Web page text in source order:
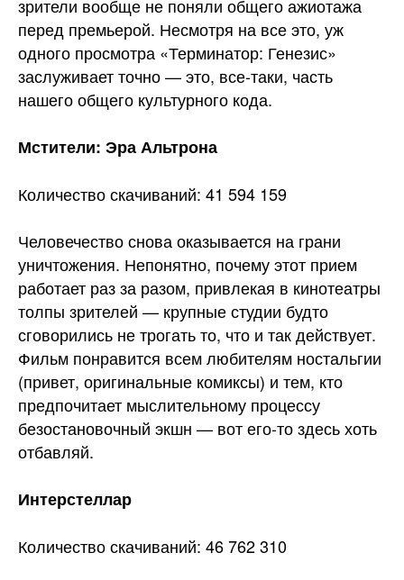
зрители вообще не поняли общего ажиотажа
перед премьерой. Несмотря на все это, уж
одного просмотра «Терминатор: Генезис»
заслуживает точно — это, все-таки, часть
нашего общего культурного кода.
Мстители: Эра Альтрона
Количество скачиваний: 41 594 159
Человечество снова оказывается на грани
уничтожения. Непонятно, почему этот прием
работает раз за разом, привлекая в кинотеатры
толпы зрителей — крупные студии будто
сговорились не трогать то, что и так действует.
Фильм понравится всем любителям ностальгии
(привет, оригинальные комиксы) и тем, кто
предпочитает мыслительному процессу
безостановочный экшн — вот его-то здесь хоть
отбавляй.
Интерстеллар
Количество скачиваний: 46 762 310